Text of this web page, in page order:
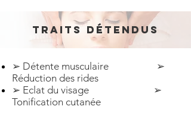
Traits détendus
➢ Détente musculaire ➢
Réduction des rides
➢ Eclat du visage ➢
Tonification cutanée